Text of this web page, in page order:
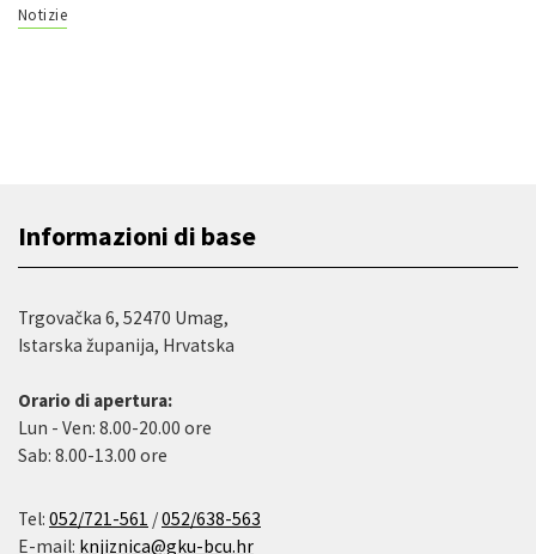
Notizie
Informazioni di base
Trgovačka 6, 52470 Umag,
Istarska županija, Hrvatska
Orario di apertura:
Lun - Ven: 8.00-20.00 ore
Sab: 8.00-13.00 ore
Tel: 052/721-561 /052/638-563
E-mail: knjiznica@gku-bcu.hr